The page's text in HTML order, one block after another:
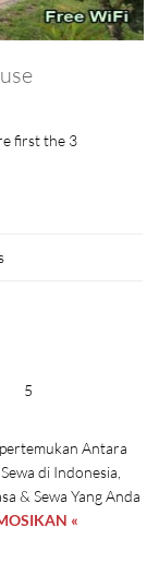
first the 3
5
Antara
di Indonesia,
& Sewa Yang Anda
«